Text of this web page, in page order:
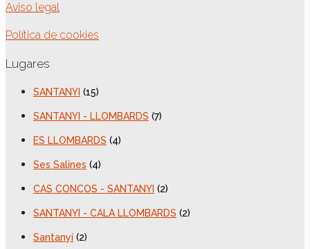
Aviso legal
Política de cookies
Lugares
SANTANYI (15)
SANTANYI - LLOMBARDS (7)
ES LLOMBARDS (4)
Ses Salines (4)
CAS CONCOS - SANTANYI (2)
SANTANYI - CALA LLOMBARDS (2)
Santanyí (2)